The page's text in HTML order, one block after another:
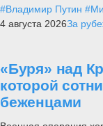
#Владимир Путин
4 августа 2026За
«Буря» над
которой
беженцами